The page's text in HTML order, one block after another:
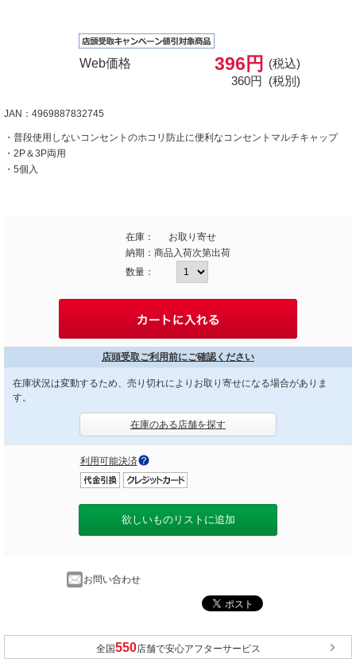
Web価格 396円
(税込)
360円 (税別)
JAN：4969887832745
・普段使用しないコンセントのホコリ防止に便利なコンセントマルチキャップ
・2P＆3P両用
・5個入
在庫：
お取り寄せ
納期： 商品入荷次第出荷
数量：
店頭受取ご利用前にご確認ください
在庫状況は変動するため、売り切れによりお取り寄せになる場合がありま
す。
在庫のある店舗を探す
利用可能決済
欲しいものリストに追加
お問い合わせ
全国 店舗で安心アフターサービス